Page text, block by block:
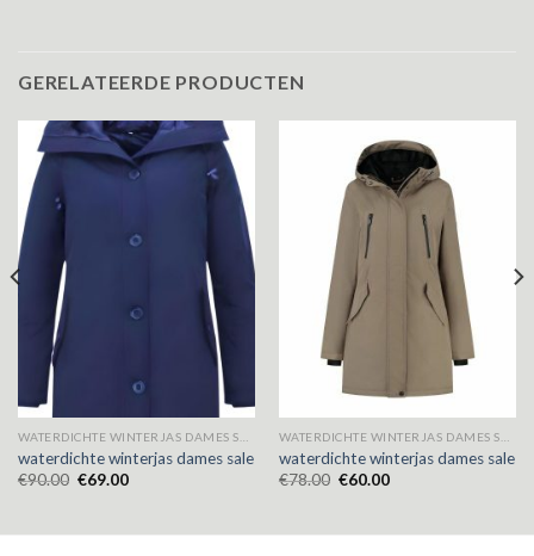
GERELATEERDE PRODUCTEN
waterdichte winterjas dames sale
€90.00 €69.00
waterdichte winterjas dames sale
€78.00 €60.00